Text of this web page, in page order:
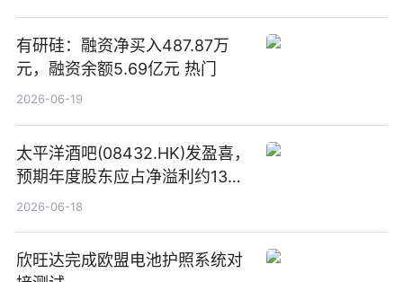
有研硅：融资净买入487.87万
元，融资余额5.69亿元 热门
2026-06-19
太平洋酒吧(08432.HK)发盈喜，
预期年度股东应占净溢利约1300
万港元至1600万港元 同比扭亏
2026-06-18
欣旺达完成欧盟电池护照系统对